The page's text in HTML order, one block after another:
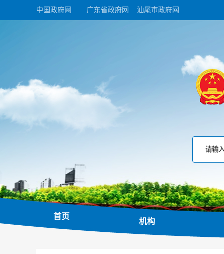
中国政府网 广东省政府网 汕尾市政府网
首页
机构